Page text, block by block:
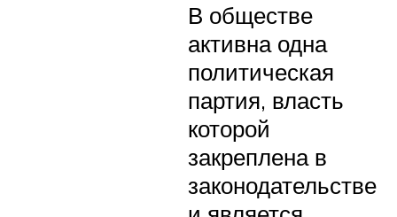
В обществе
активна одна
политическая
партия, власть
которой
закреплена в
законодательстве